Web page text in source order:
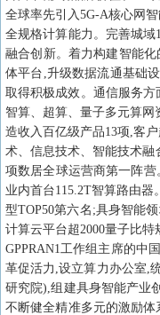
全球率先引入5G-A核心网
全规格计算能力。完善城域
融合创新。着力构建智能
体平台,升级数据流通基础
取得积极成效。通信服务
智算、超算、量子多元算
造收入百亿级产品13项,客
术、信息技术、智能技术
项数居全球运营商第一阵
业内首台115.2T智算路由器
型TOP50第六名;具身智能
计算云平台超2000量子比
GPPRAN1工作组主席的中
革促活力,设立算力办公室,
研究院),组建具身智能产业
不断健全精准多元的激励